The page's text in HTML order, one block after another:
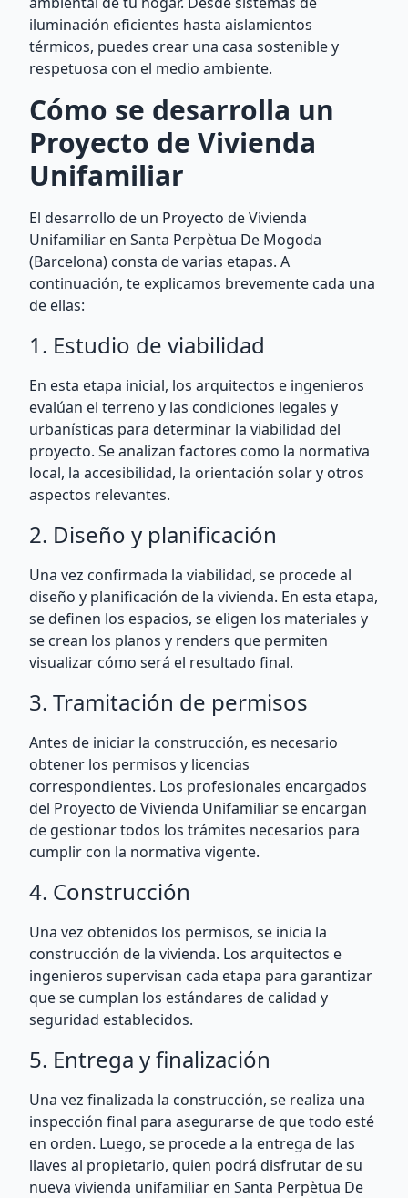
iluminación eficientes hasta aislamientos
térmicos, puedes crear una casa sostenible y
respetuosa con el medio ambiente.
Cómo se desarrolla un
Proyecto de Vivienda
Unifamiliar
El desarrollo de un Proyecto de Vivienda
Unifamiliar en Santa Perpètua De Mogoda
(Barcelona) consta de varias etapas. A
continuación, te explicamos brevemente cada una
de ellas:
1. Estudio de viabilidad
En esta etapa inicial, los arquitectos e ingenieros
evalúan el terreno y las condiciones legales y
urbanísticas para determinar la viabilidad del
proyecto. Se analizan factores como la normativa
local, la accesibilidad, la orientación solar y otros
aspectos relevantes.
2. Diseño y planificación
Una vez confirmada la viabilidad, se procede al
diseño y planificación de la vivienda. En esta etapa,
se definen los espacios, se eligen los materiales y
se crean los planos y renders que permiten
visualizar cómo será el resultado final.
3. Tramitación de permisos
Antes de iniciar la construcción, es necesario
obtener los permisos y licencias
correspondientes. Los profesionales encargados
del Proyecto de Vivienda Unifamiliar se encargan
de gestionar todos los trámites necesarios para
cumplir con la normativa vigente.
4. Construcción
Una vez obtenidos los permisos, se inicia la
construcción de la vivienda. Los arquitectos e
ingenieros supervisan cada etapa para garantizar
que se cumplan los estándares de calidad y
seguridad establecidos.
5. Entrega y finalización
Una vez finalizada la construcción, se realiza una
inspección final para asegurarse de que todo esté
en orden. Luego, se procede a la entrega de las
llaves al propietario, quien podrá disfrutar de su
nueva vivienda unifamiliar en Santa Perpètua De